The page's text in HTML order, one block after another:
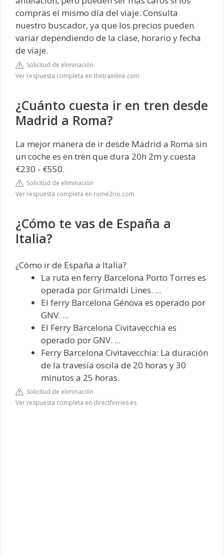
compras el mismo día del viaje. Consulta
nuestro buscador, ya que los precios pueden
variar dependiendo de la clase, horario y fecha
de viaje.
Solicitud de eliminación
Ver respuesta completa en thetrainline.com
¿Cuánto cuesta ir en tren desde
Madrid a Roma?
La mejor manera de ir desde Madrid a Roma sin
un coche es en tren que dura 20h 2m y cuesta
€230 - €550.
Solicitud de eliminación
Ver respuesta completa en rome2rio.com
¿Cómo te vas de España a
Italia?
¿Cómo ir de España a Italia?
La ruta en ferry Barcelona Porto Torres es
operada por Grimaldi Lines. ...
El ferry Barcelona Génova es operado por
GNV. ...
El Ferry Barcelona Civitavecchia es
operado por GNV. ...
Ferry Barcelona Civitavecchia: La duración
de la travesía oscila de 20 horas y 30
minutos a 25 horas.
Solicitud de eliminación
Ver respuesta completa en directferries.es